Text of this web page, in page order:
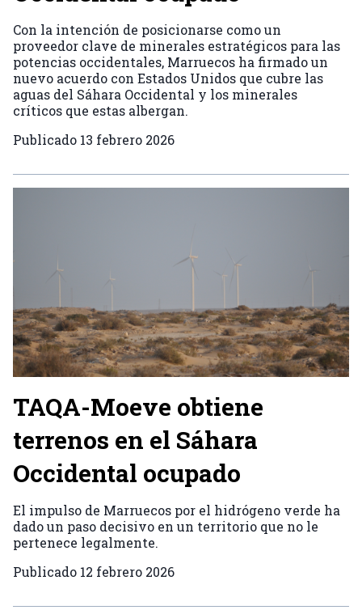
Con la intención de posicionarse como un
proveedor clave de minerales estratégicos para las
potencias occidentales, Marruecos ha firmado un
nuevo acuerdo con Estados Unidos que cubre las
aguas del Sáhara Occidental y los minerales
críticos que estas albergan.
Publicado 13 febrero 2026
TAQA-Moeve obtiene
terrenos en el Sáhara
Occidental ocupado
El impulso de Marruecos por el hidrógeno verde ha
dado un paso decisivo en un territorio que no le
pertenece legalmente.
Publicado 12 febrero 2026